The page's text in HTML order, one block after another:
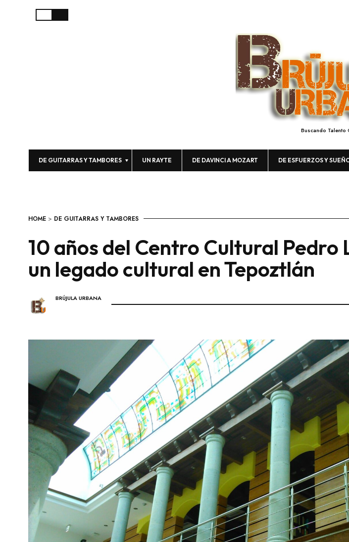
Buscando Talento
DE GUITARRAS Y TAMBORES UN RAYTE DE DAVINCI A MOZART DE ESFUERZOS Y
HOME > DE GUITARRAS Y TAMBORES
10 años del Centro Cultural Pedro
un legado cultural en Tepoztlán
BRÚJULA URBANA